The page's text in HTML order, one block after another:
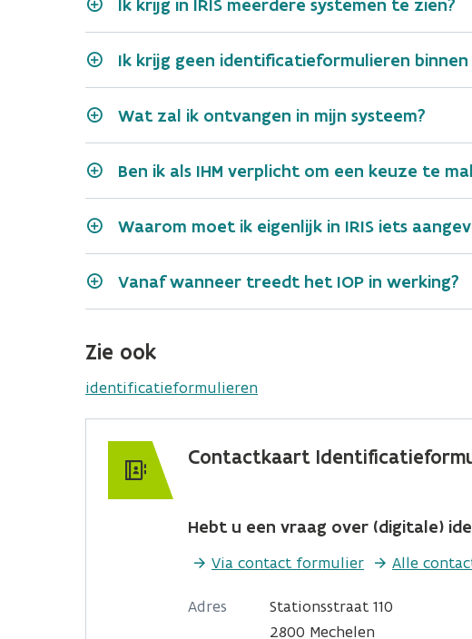
afvalstoffenproducent die zelf
afvalstoffenproducent die nooit
verwerker
Ik krijg in IRIS meerdere systemen te zien?
Ik krijg geen identificatieformulieren binnen
Wat zal ik ontvangen in mijn systeem?
Ben ik als IHM verplicht om een keuze te
Waarom moet ik eigenlijk in IRIS iets
Vanaf wanneer treedt het IOP in werking?
Zie ook
identificatieformulieren
Contactkaart
Hebt u een vraag over (digitale)
Via contact formulier Alle
Adres
Stationsstraat 110
2800 Mechelen